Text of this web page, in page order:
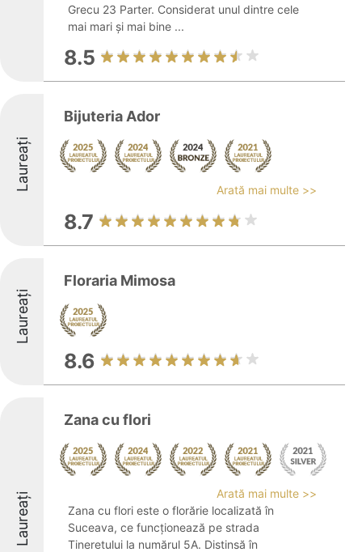
Grecu 23 Parter. Considerat unul dintre cele
mai mari și mai bine ...
8.5
Laureați
Bijuteria Ador
Arată mai multe >>
8.7
Laureați
Floraria Mimosa
8.6
Laureați
Zana cu flori
Arată mai multe >>
Zana cu flori este o florărie localizată în
Suceava, ce funcționează pe strada
Tineretului la numărul 5A. Distinsă în